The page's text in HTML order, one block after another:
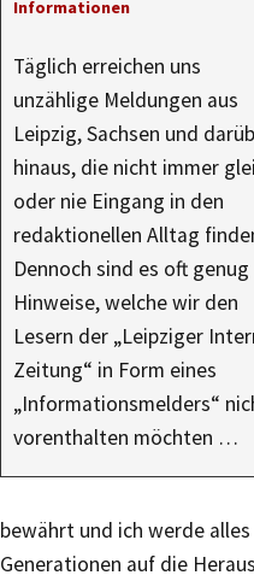
Informationen
Täglich erreichen uns
unzählige Meldungen aus
Leipzig, Sachsen und
hinaus, die nicht immer
oder nie Eingang in den
redaktionellen Alltag
Dennoch sind es oft genug
Hinweise, welche wir den
Lesern der „Leipziger
Zeitung“ in Form eines
„Informationsmelders“
vorenthalten möchten …
bewährt und ich werde
Generationen auf die